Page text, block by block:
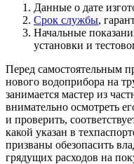
Данные о дате
Срок службы,
Начальные
установки и
Перед самостоятельным
нового водоприбора на
занимается мастер из
внимательно осмотреть
и проверить,
какой указан в
призваны обезопасить
грядущих расходов на